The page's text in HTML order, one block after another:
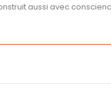
aussi avec